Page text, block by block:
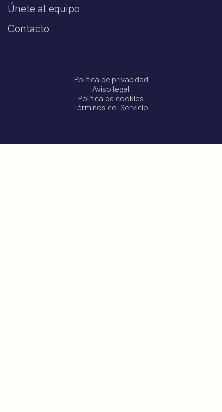
Únete al equipo
Contacto
Política de privacidad
Aviso legal
Política de cookies
Términos del Servicio